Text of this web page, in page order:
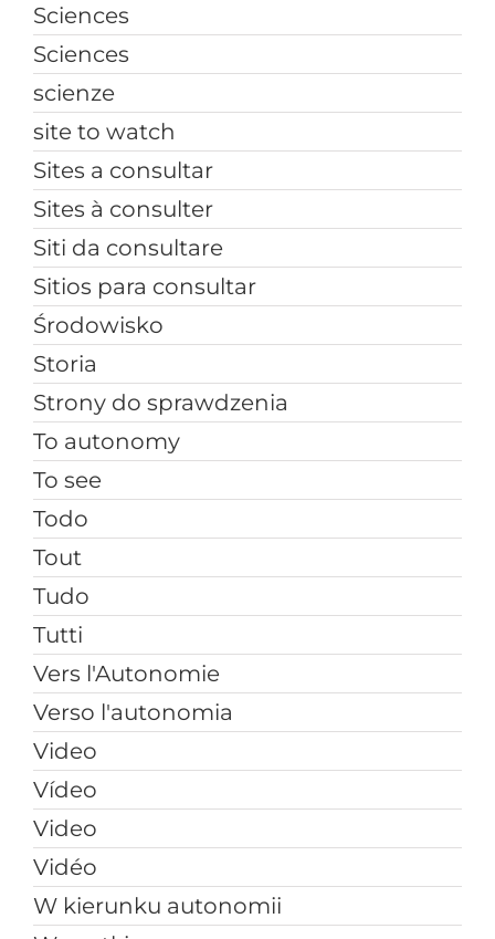
Sciences
Sciences
scienze
site to watch
Sites a consultar
Sites à consulter
Siti da consultare
Sitios para consultar
Środowisko
Storia
Strony do sprawdzenia
To autonomy
To see
Todo
Tout
Tudo
Tutti
Vers l'Autonomie
Verso l'autonomia
Video
Vídeo
Video
Vidéo
W kierunku autonomii